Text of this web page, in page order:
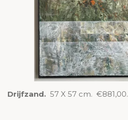
Drijfzand. 57 X 57 cm. €881,00.